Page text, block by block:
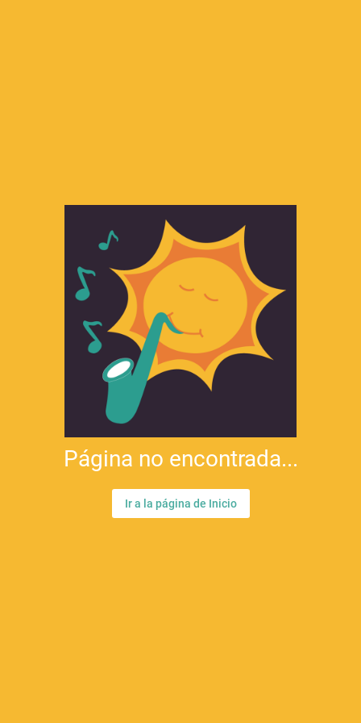
Página no encontrada...
Ir a la página de Inicio